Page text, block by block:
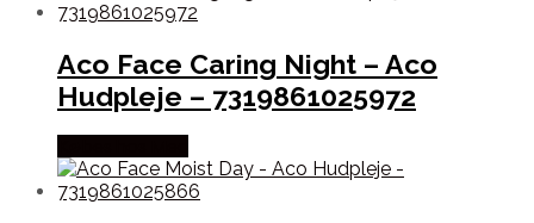
Aco Face Caring Night – Aco
Hudpleje – 7319861025972